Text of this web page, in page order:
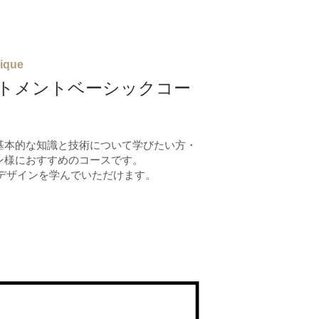
メントベーシックコー
的な知識と技術について学びたい方・
におすすめのコースです。
インを学んでいただけます。